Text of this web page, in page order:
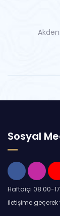
Sosyal
Haftaiçi 08.00-
iletişime